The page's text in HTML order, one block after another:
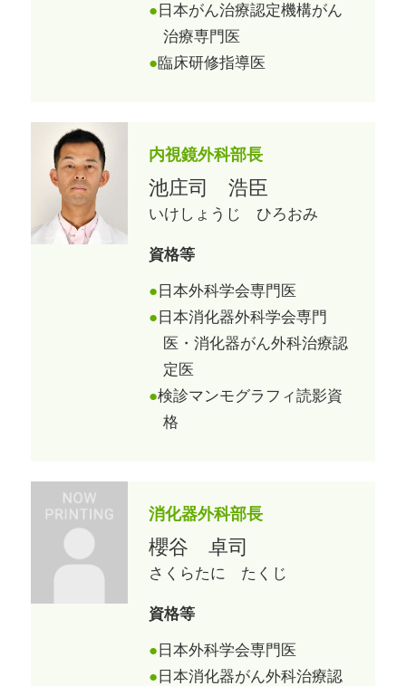
日本がん治療認定機構がん
治療専門医
臨床研修指導医
内視鏡外科部長
池庄司 浩臣
いけしょうじ ひろおみ
資格等
日本外科学会専門医
日本消化器外科学会専門
医・消化器がん外科治療認
定医
検診マンモグラフィ読影資
格
消化器外科部長
櫻谷 卓司
さくらたに たくじ
資格等
日本外科学会専門医
日本消化器がん外科治療認